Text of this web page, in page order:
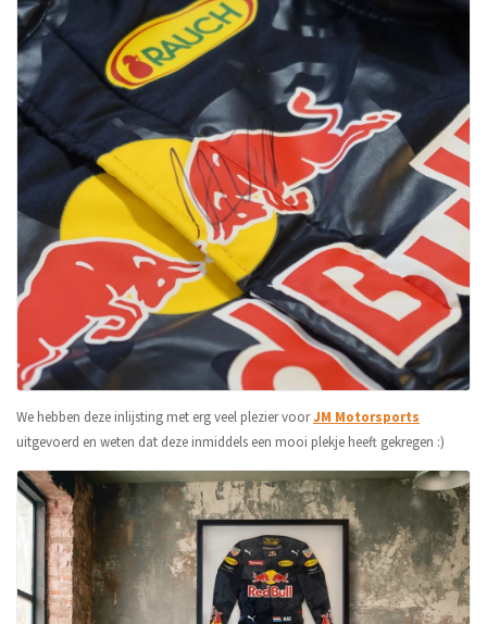
We hebben deze inlijsting met erg veel plezier voorJM Motorsports
uitgevoerd en weten dat deze inmiddels een mooi plekje heeft gekregen :)